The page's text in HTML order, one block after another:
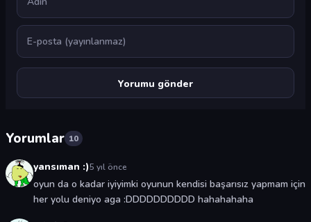
E-posta
Yorumlar 10
yansıman :)5 yıl önce
oyun da o kadar iyiyimki oyunun kendisi başarısız yapmam için
her yolu deniyo aga :DDDDDDDDDD hahahahaha